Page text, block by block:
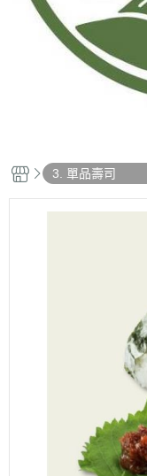
3. 單品壽司